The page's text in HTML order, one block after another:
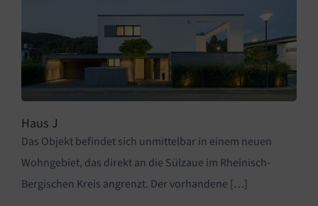
Haus J
Das Objekt befindet sich unmittelbar in einem neuen
Wohngebiet, das direkt an die Sülzaue im Rheinisch-
Bergischen Kreis angrenzt. Der vorhandene […]